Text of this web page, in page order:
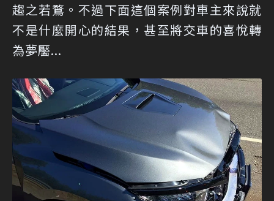
趨之若鶩。不過下面這個案例對車主來說就
不是什麼開心的結果，甚至將交車的喜悅轉
為夢靨...